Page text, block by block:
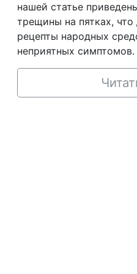
нашей статье
трещины на пятках, что
рецепты народных
неприятных симптомов.